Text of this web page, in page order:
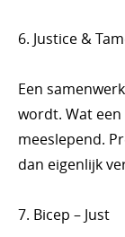
6. Justice &
Een
wordt. Wat
meeslepend.
dan eigenlijk
7. Bicep – Just